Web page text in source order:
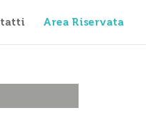
Area Riservata